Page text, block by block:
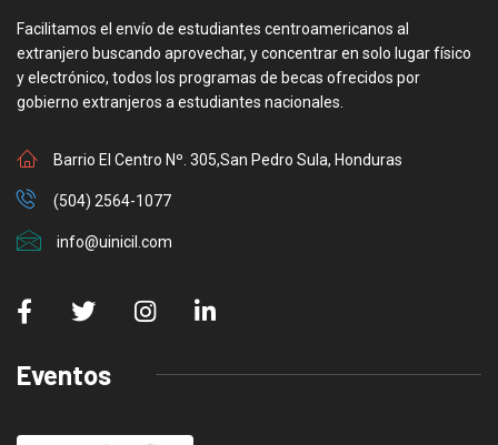
Facilitamos el envío de estudiantes centroamericanos al
extranjero buscando aprovechar, y concentrar en solo lugar físico
y electrónico, todos los programas de becas ofrecidos por
gobierno extranjeros a estudiantes nacionales.
Barrio El Centro Nº. 305,San Pedro Sula, Honduras
(504) 2564-1077
info@uinicil.com
Eventos